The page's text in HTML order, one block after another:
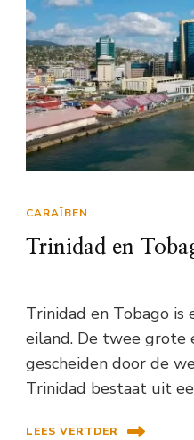
CARAÏBEN
Trinidad en
Trinidad en Tobago is
eiland. De twee grote
gescheiden door de
Trinidad bestaat uit
LEES VERTDER